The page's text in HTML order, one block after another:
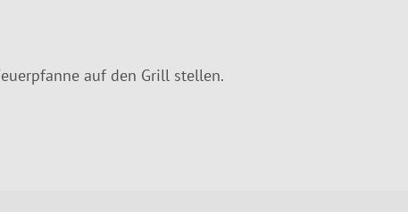
auf den Grill stellen.